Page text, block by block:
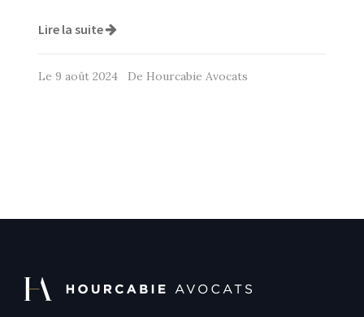
Lire la suite
Le 9 août 2024 De Hourcabie Avocats